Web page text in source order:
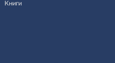
Книги